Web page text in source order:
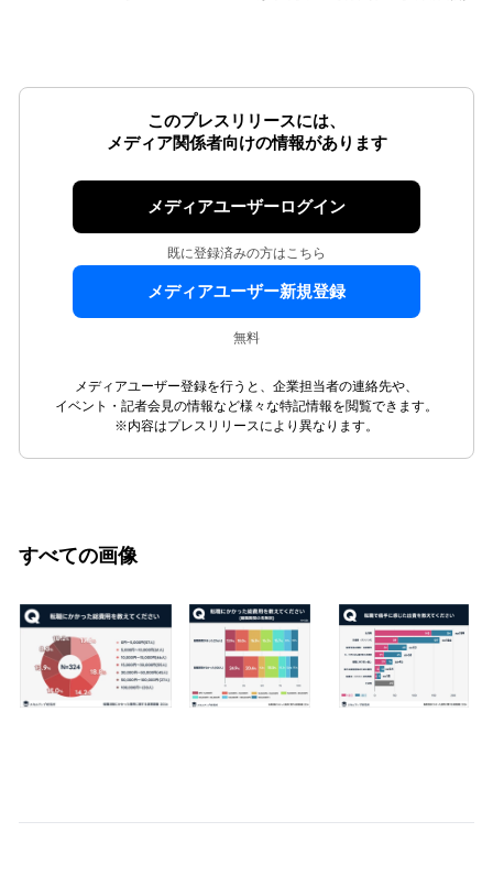
このプレスリリースには、
メディア関係者向けの情報があります
メディアユーザーログイン
既に登録済みの方はこちら
メディアユーザー新規登録
無料
メディアユーザー登録を行うと、企業担当者の連絡先や、
イベント・記者会見の情報など様々な特記情報を閲覧できます。
※内容はプレスリリースにより異なります。
すべての画像